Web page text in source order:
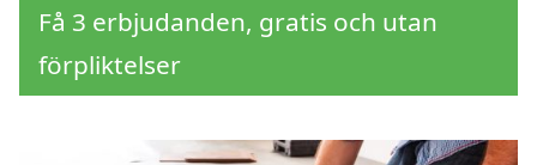
Få 3 erbjudanden, gratis och utan
förpliktelser